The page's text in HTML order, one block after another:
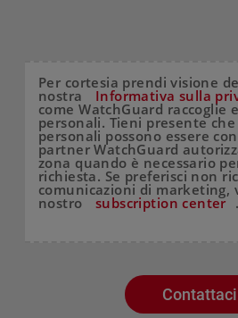
Per cortesia prendi visione
nostra Informativa sulla
come WatchGuard raccoglie
personali. Tieni presente
personali possono essere
partner WatchGuard
zona quando è necessario
richiesta. Se preferisci non
comunicazioni di marketing,
nostro subscription center .
Contattaci